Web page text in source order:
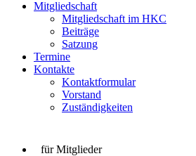
Mitgliedschaft
Mitgliedschaft im HKC
Beiträge
Satzung
Termine
Kontakte
Kontaktformular
Vorstand
Zuständigkeiten
für Mitglieder